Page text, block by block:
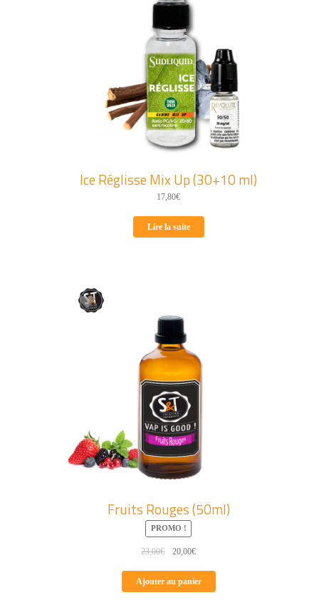
Ice Réglisse Mix Up (30+10 ml)
17,80€
Lire la suite
Fruits Rouges (50ml)
PROMO !
23,00€
Le
était :
20,00€Le
Ajouter au panier